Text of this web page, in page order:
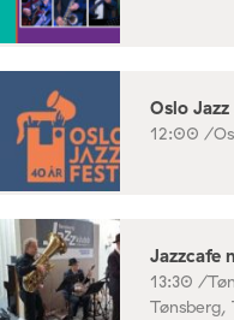
Oslo
12:00 /
Jazzcafe
13:30 /
Tønsberg,